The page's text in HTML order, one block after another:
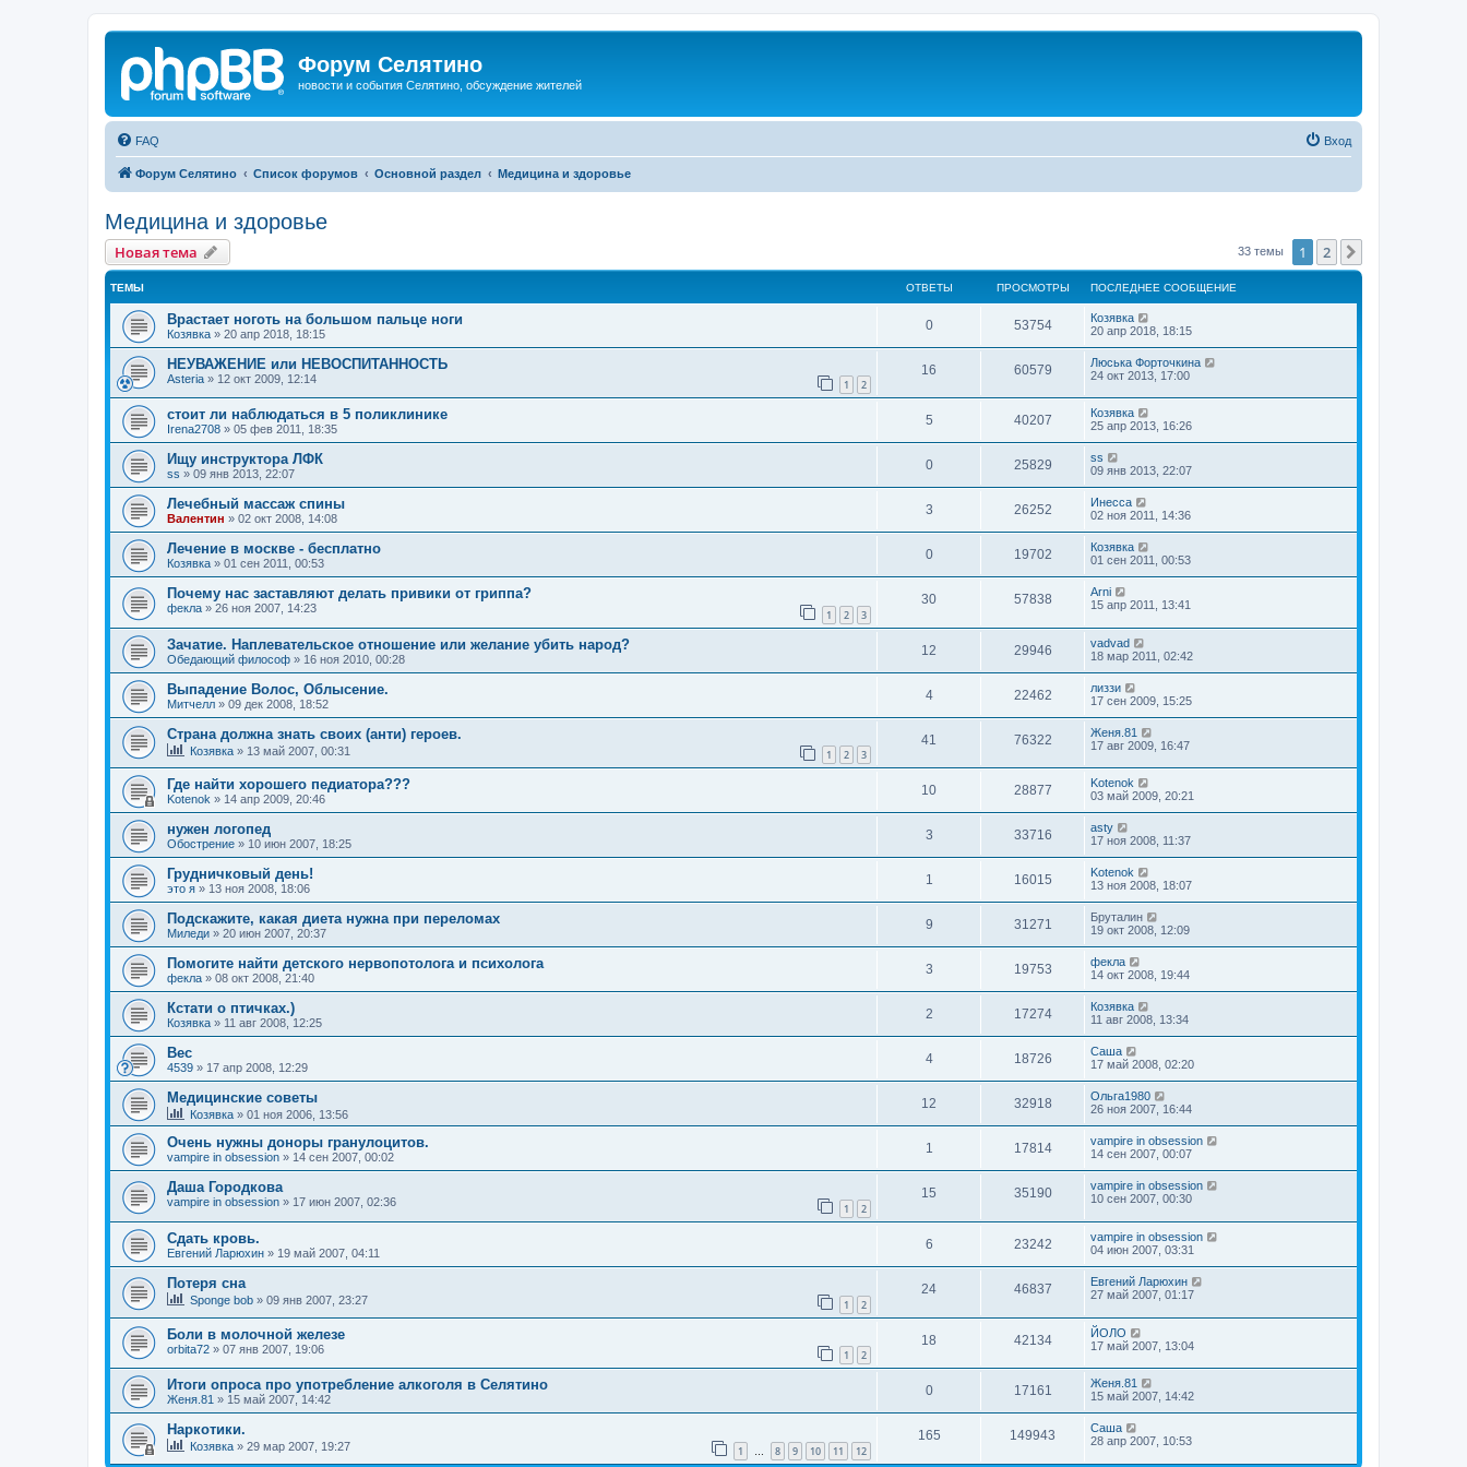
Форум Селятино
новости и события Селятино, обсуждение жителей
FAQ Вход
Форум Селятино Список форумов Основной раздел Медицина и здоровье
Медицина и здоровье
Новая тема 33 темы 1 2
ТЕМЫ ОТВЕТЫ ПРОСМОТРЫ ПОСЛЕДНЕЕ СООБЩЕНИЕ
Врастает ноготь на большом пальце ноги
Козявка » 20 апр 2018, 18:15
0 53754
Козявка
20 апр 2018, 18:15
НЕУВАЖЕНИЕ или НЕВОСПИТАННОСТЬ
Asteria » 12 окт 2009, 12:14 1 2
16 60579
Люська Форточкина
24 окт 2013, 17:00
стоит ли наблюдаться в 5 поликлинике
Irena2708 » 05 фев 2011, 18:35
5 40207
Козявка
25 апр 2013, 16:26
Ищу инструктора ЛФК
ss » 09 янв 2013, 22:07
0 25829
ss
09 янв 2013, 22:07
Лечебный массаж спины
Валентин » 02 окт 2008, 14:08
3 26252
Инесса
02 ноя 2011, 14:36
Лечение в москве - бесплатно
Козявка » 01 сен 2011, 00:53
0 19702
Козявка
01 сен 2011, 00:53
Почему нас заставляют делать привики от гриппа?
фекла » 26 ноя 2007, 14:23 1 2 3
30 57838
Arni
15 апр 2011, 13:41
Зачатие. Наплевательское отношение или желание убить народ?
Обедающий философ » 16 ноя 2010, 00:28
12 29946
vadvad
18 мар 2011, 02:42
Выпадение Волос, Облысение.
Митчелл » 09 дек 2008, 18:52
4 22462
лиззи
17 сен 2009, 15:25
Страна должна знать своих (анти) героев.
Козявка » 13 май 2007, 00:31 1 2 3
41 76322
Женя.81
17 авг 2009, 16:47
Где найти хорошего педиатора???
Kotenok » 14 апр 2009, 20:46
10 28877
Kotenok
03 май 2009, 20:21
нужен логопед
Обострение » 10 июн 2007, 18:25
3 33716
asty
17 ноя 2008, 11:37
Грудничковый день!
это я » 13 ноя 2008, 18:06
1 16015
Kotenok
13 ноя 2008, 18:07
Подскажите, какая диета нужна при переломах
Миледи » 20 июн 2007, 20:37
9 31271
Бруталин
19 окт 2008, 12:09
Помогите найти детского нервопотолога и психолога
фекла » 08 окт 2008, 21:40
3 19753
фекла
14 окт 2008, 19:44
Кстати о птичках.)
Козявка » 11 авг 2008, 12:25
2 17274
Козявка
11 авг 2008, 13:34
Вес
4539 » 17 апр 2008, 12:29
4 18726
Саша
17 май 2008, 02:20
Медицинские советы
Козявка » 01 ноя 2006, 13:56
12 32918
Ольга1980
26 ноя 2007, 16:44
Очень нужны доноры гранулоцитов.
vampire in obsession » 14 сен 2007, 00:02
1 17814
vampire in obsession
14 сен 2007, 00:07
Даша Городкова
vampire in obsession » 17 июн 2007, 02:36 1 2
15 35190
vampire in obsession
10 сен 2007, 00:30
Сдать кровь.
Евгений Ларюхин » 19 май 2007, 04:11
6 23242
vampire in obsession
04 июн 2007, 03:31
Потеря сна
Sponge bob » 09 янв 2007, 23:27 1 2
24 46837
Евгений Ларюхин
27 май 2007, 01:17
Боли в молочной железе
orbita72 » 07 янв 2007, 19:06 1 2
18 42134
ЙОЛО
17 май 2007, 13:04
Итоги опроса про употребление алкоголя в Селятино
Женя.81 » 15 май 2007, 14:42
0 17161
Женя.81
15 май 2007, 14:42
Наркотики.
Козявка » 29 мар 2007, 19:27 1 … 8 9 10 11 12
165 149943
Саша
28 апр 2007, 10:53